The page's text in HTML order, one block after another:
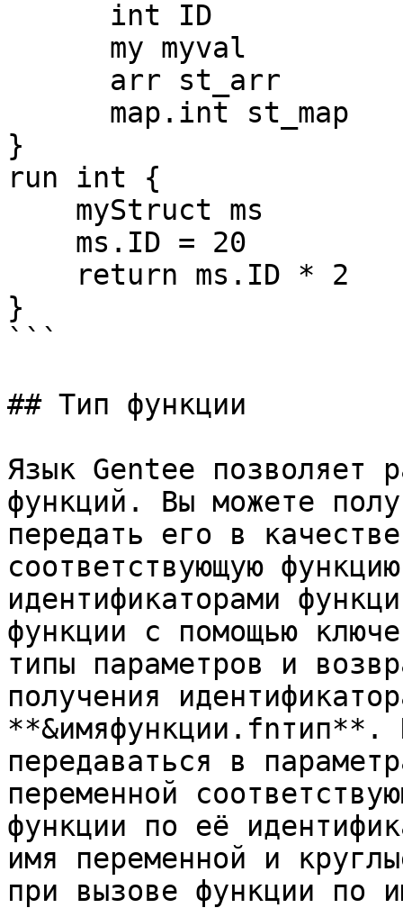
}
run int {
}
```
## Тип функции
Язык Gentee позволяет
функций. Вы можете
передать его в
соответствующую
идентификаторами
функции с помощью
типы параметров и
получения
**&имяфункции.fnтип**.
передаваться в
переменной
функции по её
имя переменной и
при вызове функции по